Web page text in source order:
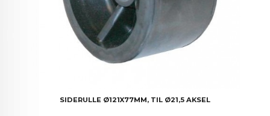
SIDERULLE Ø121X77MM, TIL Ø21,5 AKSEL